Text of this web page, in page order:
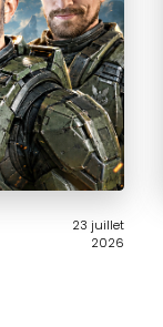
23 juillet
2026